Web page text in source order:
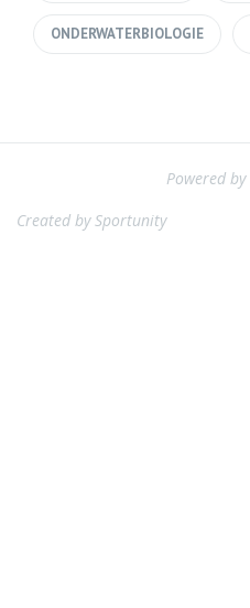
ONDERWATERBIOLOGIE
Powered by
Created bySportunity